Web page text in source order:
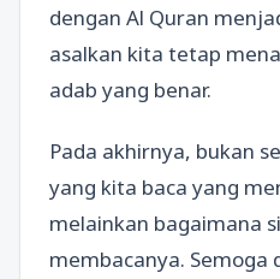
dengan Al Quran
asalkan kita tetap
adab yang benar.
Pada akhirnya, bukan
yang kita baca yang
melainkan bagaimana
membacanya. Semoga